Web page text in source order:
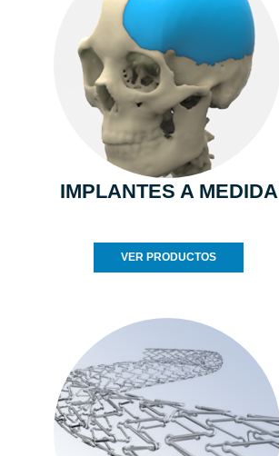
IMPLANTES A MEDIDA
VER PRODUCTOS